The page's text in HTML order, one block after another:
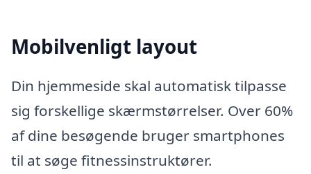
Mobilvenligt layout
Din hjemmeside skal automatisk tilpasse
sig forskellige skærmstørrelser. Over 60%
af dine besøgende bruger smartphones
til at søge fitnessinstruktører.